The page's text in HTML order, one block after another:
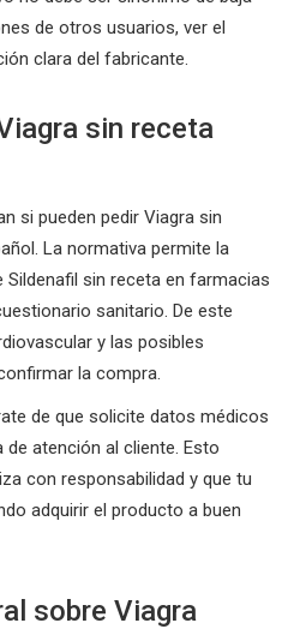
de otros usuarios, ver el
clara del fabricante.
sin receta
si pueden pedir Viagra sin
La normativa permite la
sin receta en farmacias
sanitario. De este
y las posibles
la compra.
de que solicite datos médicos
atención al cliente. Esto
con responsabilidad y que tu
adquirir el producto a buen
sobre Viagra